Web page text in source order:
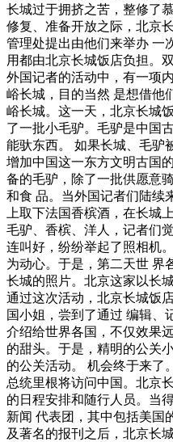
长城过于拥挤之苦，整修了
修复、准备开放之际，北京
管理处提出由他们来举办 一
用都由北京长城饭店负担。
外国记者的活动中，有一项
峪长城，目的当然 是想借他
峪长城。这一天，北京长城
了一批小毛驴。毛驴是中国
能驮东西。 如果长城、毛驴
增加中国这一东方文明古国
备的毛驴，除了一批供愿意
和食 品。当外国记者们陆续
上取下法国香槟酒，在长城
毛驴、香槟、洋人，记者们
连叫好，纷纷举起了照相机
为动心。于是，第二天世 界
长城的照片。北京这家以长
通过这次活动，北京长城饭
国小姐，尝到了通过 编辑、
介绍给世界各国，不仅效果
的甜头。于是，精明的公关
的公关活动。 机会终于来了
总统里根将访问中国。北京
的日程安排和随行人员。当
新闻 代表团，其中包括美国
及著名的报刊之后，北京长